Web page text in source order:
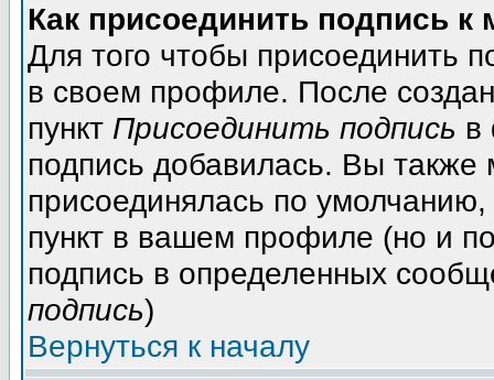
Как присоединить подпись
Для того чтобы присоединить
в своем профиле. После
пункт Присоединить подпись в
подпись добавилась. Вы также
присоединялась по
пункт в вашем профиле (но и
подпись в определенных
подпись)
Вернуться к началу